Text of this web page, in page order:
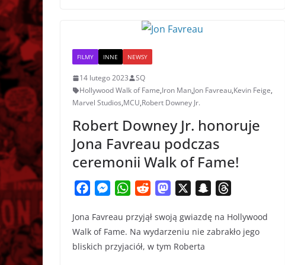
FILMY INNE NEWSY
14 lutego 2023
SQ
Hollywood Walk of Fame,Iron Man,Jon Favreau,Kevin Feige,
Marvel Studios,MCU,Robert Downey Jr.
Robert Downey Jr. honoruje
Jona Favreau podczas
ceremonii Walk of Fame!
c
e
b
M
s
s
e
W
a
t
s
d
d
i
M
s
t
o
a
p
r
e
Jona Favreau przyjął swoją gwiazdę na Hollywood
Walk of Fame. Na wydarzeniu nie zabrakło jego
bliskich przyjaciół, w tym Roberta